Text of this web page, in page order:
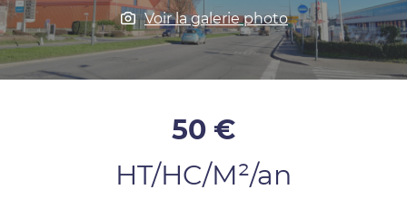
Voir la galerie photo
50 €
HT/HC/M²/an